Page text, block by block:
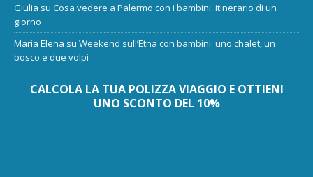
Giulia su Cosa vedere a Palermo con i bambini: itinerario di un
giorno
Maria Elena su Weekend sull’Etna con bambini: uno chalet, un
bosco e due volpi
CALCOLA LA TUA POLIZZA VIAGGIO E OTTIENI
UNO SCONTO DEL 10%